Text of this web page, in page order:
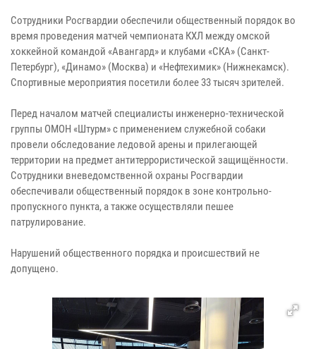
Сотрудники Росгвардии обеспечили общественный порядок во
время проведения матчей чемпионата КХЛ между омской
хоккейной командой «Авангард» и клубами «СКА» (Санкт-
Петербург), «Динамо» (Москва) и «Нефтехимик» (Нижнекамск).
Спортивные мероприятия посетили более 33 тысяч зрителей.
Перед началом матчей специалисты инженерно-технической
группы ОМОН «Штурм» с применением служебной собаки
провели обследование ледовой арены и прилегающей
территории на предмет антитеррористической защищённости.
Сотрудники вневедомственной охраны Росгвардии
обеспечивали общественный порядок в зоне контрольно-
пропускного пункта, а также осуществляли пешее
патрулирование.
Нарушений общественного порядка и происшествий не
допущено.